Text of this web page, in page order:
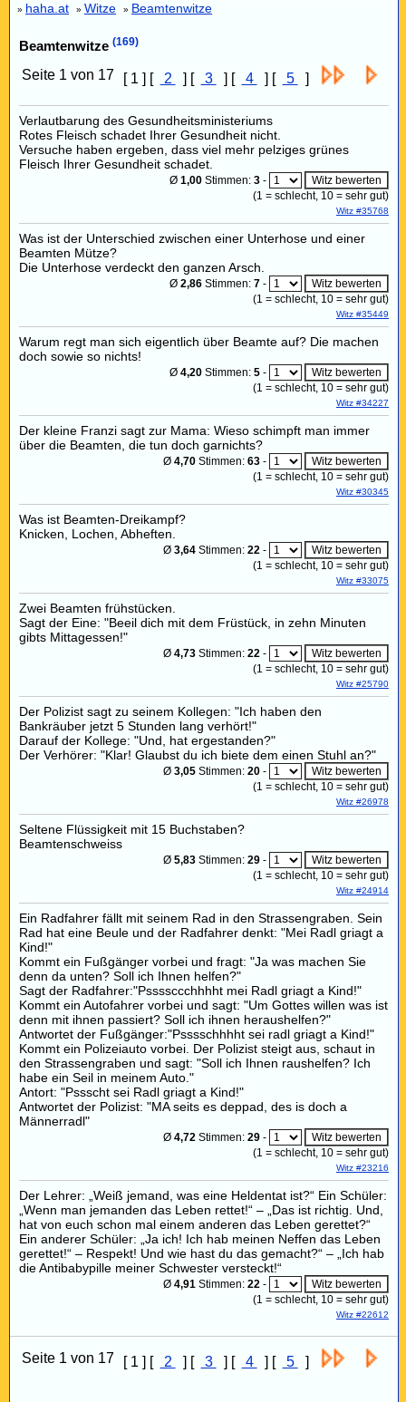
» haha.at » Witze » Beamtenwitze
Beamtenwitze (169)
Seite 1 von 17 [ 1 ] [ 2 ] [ 3 ] [ 4 ] [ 5 ]
Verlautbarung des Gesundheitsministeriums
Rotes Fleisch schadet Ihrer Gesundheit nicht.
Versuche haben ergeben, dass viel mehr pelziges grünes
Fleisch Ihrer Gesundheit schadet.
Ø 1,00 Stimmen: 3 -
(1 = schlecht, 10 = sehr gut)
Witz #35768
Was ist der Unterschied zwischen einer Unterhose und einer
Beamten Mütze?
Die Unterhose verdeckt den ganzen Arsch.
Ø 2,86 Stimmen: 7 -
(1 = schlecht, 10 = sehr gut)
Witz #35449
Warum regt man sich eigentlich über Beamte auf? Die machen
doch sowie so nichts!
Ø 4,20 Stimmen: 5 -
(1 = schlecht, 10 = sehr gut)
Witz #34227
Der kleine Franzi sagt zur Mama: Wieso schimpft man immer
über die Beamten, die tun doch garnichts?
Ø 4,70 Stimmen: 63 -
(1 = schlecht, 10 = sehr gut)
Witz #30345
Was ist Beamten-Dreikampf?
Knicken, Lochen, Abheften.
Ø 3,64 Stimmen: 22 -
(1 = schlecht, 10 = sehr gut)
Witz #33075
Zwei Beamten frühstücken.
Sagt der Eine: "Beeil dich mit dem Früstück, in zehn Minuten
gibts Mittagessen!"
Ø 4,73 Stimmen: 22 -
(1 = schlecht, 10 = sehr gut)
Witz #25790
Der Polizist sagt zu seinem Kollegen: "Ich haben den
Bankräuber jetzt 5 Stunden lang verhört!"
Darauf der Kollege: "Und, hat ergestanden?"
Der Verhörer: "Klar! Glaubst du ich biete dem einen Stuhl an?"
Ø 3,05 Stimmen: 20 -
(1 = schlecht, 10 = sehr gut)
Witz #26978
Seltene Flüssigkeit mit 15 Buchstaben?
Beamtenschweiss
Ø 5,83 Stimmen: 29 -
(1 = schlecht, 10 = sehr gut)
Witz #24914
Ein Radfahrer fällt mit seinem Rad in den Strassengraben. Sein
Rad hat eine Beule und der Radfahrer denkt: "Mei Radl griagt a
Kind!"
Kommt ein Fußgänger vorbei und fragt: "Ja was machen Sie
denn da unten? Soll ich Ihnen helfen?"
Sagt der Radfahrer:"Pssssccchhhht mei Radl griagt a Kind!"
Kommt ein Autofahrer vorbei und sagt: "Um Gottes willen was ist
denn mit ihnen passiert? Soll ich ihnen heraushelfen?"
Antwortet der Fußgänger:"Psssschhhht sei radl griagt a Kind!"
Kommt ein Polizeiauto vorbei. Der Polizist steigt aus, schaut in
den Strassengraben und sagt: "Soll ich Ihnen raushelfen? Ich
habe ein Seil in meinem Auto."
Antort: "Pssscht sei Radl griagt a Kind!"
Antwortet der Polizist: "MA seits es deppad, des is doch a
Männerradl"
Ø 4,72 Stimmen: 29 -
(1 = schlecht, 10 = sehr gut)
Witz #23216
Der Lehrer: „Weiß jemand, was eine Heldentat ist?“ Ein Schüler:
„Wenn man jemanden das Leben rettet!“ – „Das ist richtig. Und,
hat von euch schon mal einem anderen das Leben gerettet?“
Ein anderer Schüler: „Ja ich! Ich hab meinen Neffen das Leben
gerettet!“ – Respekt! Und wie hast du das gemacht?“ – „Ich hab
die Antibabypille meiner Schwester versteckt!“
Ø 4,91 Stimmen: 22 -
(1 = schlecht, 10 = sehr gut)
Witz #22612
Seite 1 von 17 [ 1 ] [ 2 ] [ 3 ] [ 4 ] [ 5 ]